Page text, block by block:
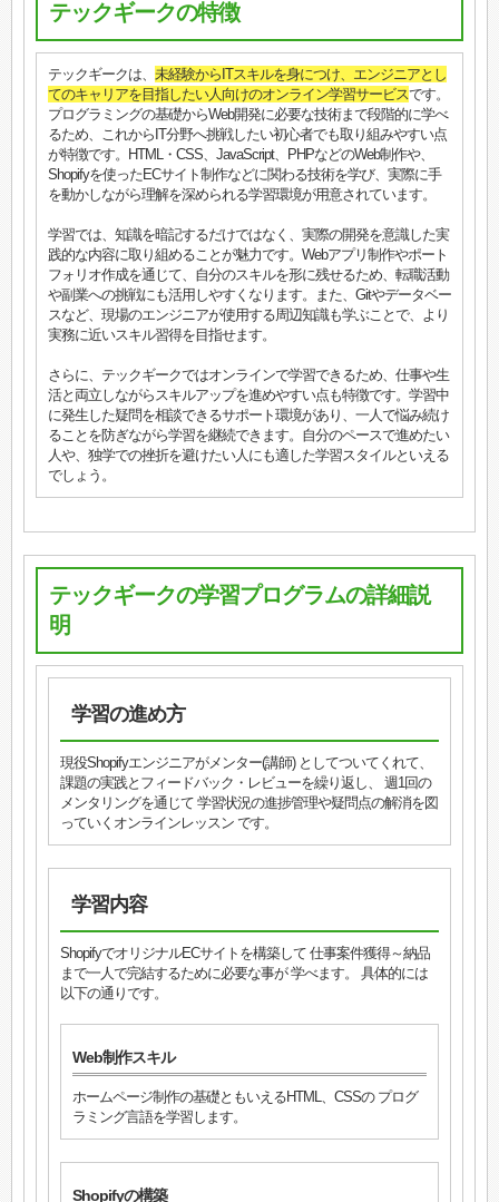
テックギークの特徴
テックギークは、 未経験からITスキルを身につけ、エンジニアとし
てのキャリアを目指したい人向けのオンライン学習サービスです。
プログラミングの基礎からWeb開発に必要な技術まで段階的に学べ
るため、これからIT分野へ挑戦したい初心者でも取り組みやすい点
が特徴です。HTML・CSS、JavaScript、PHPなどのWeb制作や、
Shopifyを使ったECサイト制作などに関わる技術を学び、実際に手
を動かしながら理解を深められる学習環境が用意されています。
学習では、知識を暗記するだけではなく、実際の開発を意識した実
践的な内容に取り組めることが魅力です。Webアプリ制作やポート
フォリオ作成を通じて、自分のスキルを形に残せるため、転職活動
や副業への挑戦にも活用しやすくなります。また、Gitやデータベー
スなど、現場のエンジニアが使用する周辺知識も学ぶことで、より
実務に近いスキル習得を目指せます。
さらに、テックギークではオンラインで学習できるため、仕事や生
活と両立しながらスキルアップを進めやすい点も特徴です。学習中
に発生した疑問を相談できるサポート環境があり、一人で悩み続け
ることを防ぎながら学習を継続できます。自分のペースで進めたい
人や、独学での挫折を避けたい人にも適した学習スタイルといえる
でしょう。
テックギークの学習プログラムの詳細説
明
学習の進め方
現役Shopifyエンジニアがメンター(講師) としてついてくれて、
課題の実践とフィードバック・レビューを繰り返し、 週1回の
メンタリングを通じて 学習状況の進捗管理や疑問点の解消を図
っていくオンラインレッスン です。
学習内容
ShopifyでオリジナルECサイトを構築して 仕事案件獲得～納品
まで一人で完結するために必要な事が 学べます。 具体的には
以下の通りです。
Web制作スキル
ホームページ制作の基礎ともいえるHTML、CSSの プログ
ラミング言語を学習します。
Shopifyの構築